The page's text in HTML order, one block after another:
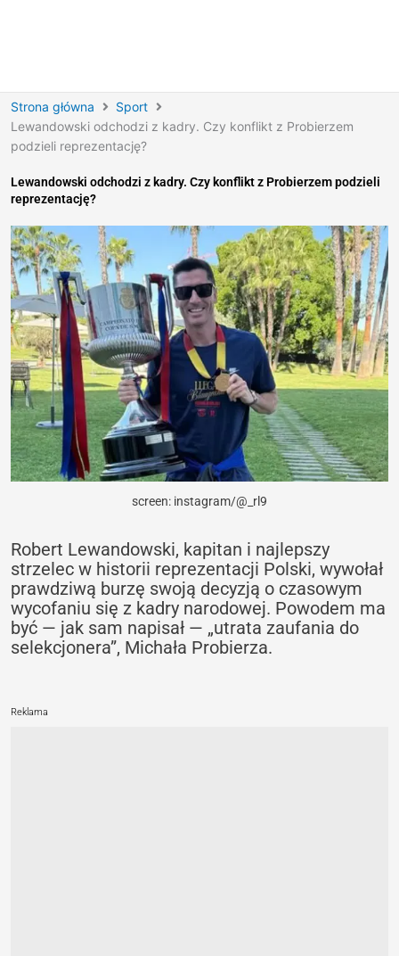
Strona główna
Sport
Lewandowski odchodzi z kadry. Czy konflikt z Probierzem
podzieli reprezentację?
Lewandowski odchodzi z kadry. Czy konflikt z Probierzem podzieli
reprezentację?
screen: instagram/@_rl9
Robert Lewandowski, kapitan i najlepszy
strzelec w historii reprezentacji Polski, wywołał
prawdziwą burzę swoją decyzją o czasowym
wycofaniu się z kadry narodowej. Powodem ma
być — jak sam napisał — „utrata zaufania do
selekcjonera”, Michała Probierza.
Reklama